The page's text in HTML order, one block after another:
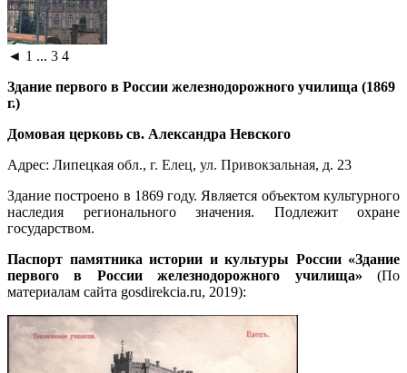
◄ 1 ... 3 4
Здание первого в России железнодорожного училища (1869
г.)
Домовая церковь св. Александра Невского
Адрес: Липецкая обл., г. Елец, ул. Привокзальная, д. 23
Здание построено в 1869 году. Является объектом культурного
наследия регионального значения. Подлежит охране
государством.
Паспорт памятника истории и культуры России «Здание
первого в России железнодорожного училища» (По
материалам сайта gosdirekcia.ru, 2019):